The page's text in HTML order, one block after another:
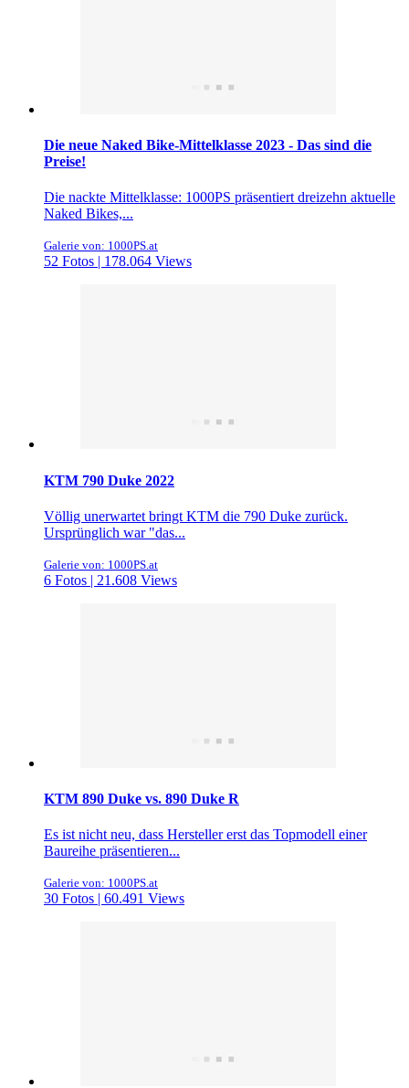
Die neue Naked Bike-Mittelklasse 2023 - Das sind die
Preise!
Die nackte Mittelklasse: 1000PS präsentiert dreizehn aktuelle
Naked Bikes,...
Galerie von: 1000PS.at
52 Fotos | 178.064 Views
KTM 790 Duke 2022
Völlig unerwartet bringt KTM die 790 Duke zurück.
Ursprünglich war "das...
Galerie von: 1000PS.at
6 Fotos | 21.608 Views
KTM 890 Duke vs. 890 Duke R
Es ist nicht neu, dass Hersteller erst das Topmodell einer
Baureihe präsentieren...
Galerie von: 1000PS.at
30 Fotos | 60.491 Views